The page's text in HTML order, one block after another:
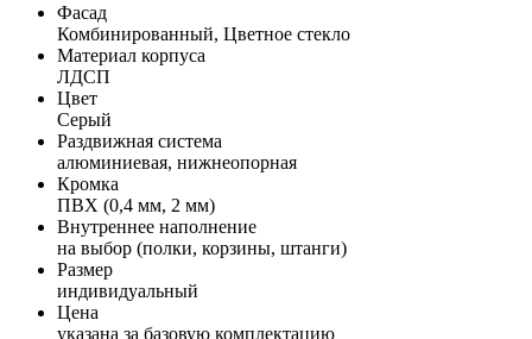
Фасад
Комбинированный, Цветное стекло
Материал корпуса
ЛДСП
Цвет
Серый
Раздвижная система
алюминиевая, нижнеопорная
Кромка
ПВХ (0,4 мм, 2 мм)
Внутреннее наполнение
на выбор (полки, корзины, штанги)
Размер
индивидуальный
Цена
указана за базовую комплектацию